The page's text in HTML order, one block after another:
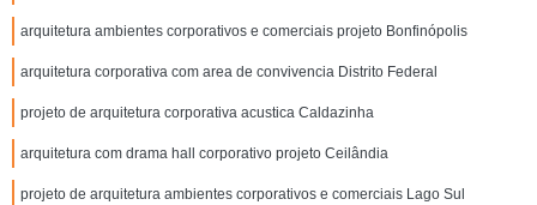
arquitetura ambientes corporativos e comerciais projeto Bonfinópolis
arquitetura corporativa com area de convivencia Distrito Federal
projeto de arquitetura corporativa acustica Caldazinha
arquitetura com drama hall corporativo projeto Ceilândia
projeto de arquitetura ambientes corporativos e comerciais Lago Sul